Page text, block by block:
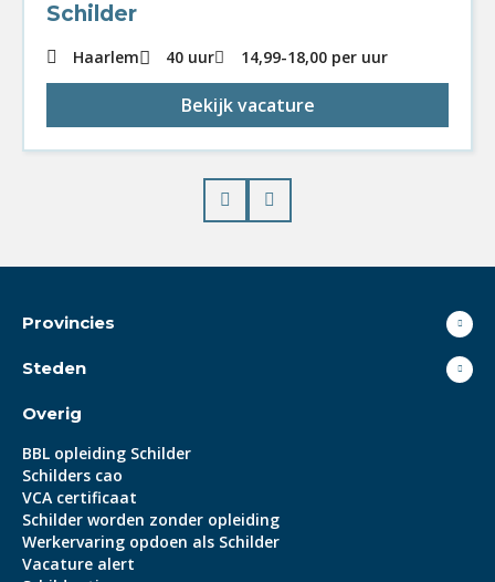
Schilder
Haarlem 40 uur 14,99-18,00 per uur
Bekijk vacature
Prev
Provincies
Steden
Overig
BBL opleiding Schilder
Schilders cao
VCA certificaat
Schilder worden zonder opleiding
Werkervaring opdoen als Schilder
Vacature alert